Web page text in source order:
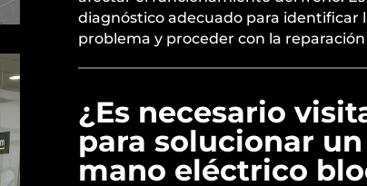
diagnóstico adecuado para identificar
problema y proceder con la reparación
¿Es necesario
para solucionar
mano eléctrico